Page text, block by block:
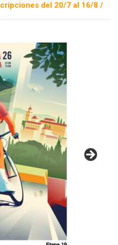
20/7 al 16/8 / Sorteo 1 de